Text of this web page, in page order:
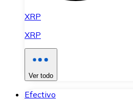
XRP
XRP
Ver todo
Efectivo